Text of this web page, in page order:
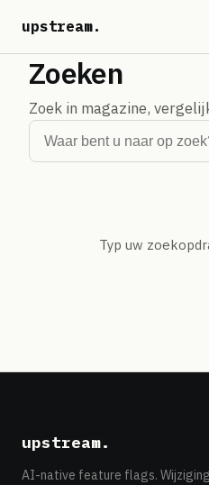
Zoeken
Zoek in magazine,
Typ uw
upstream.
upstream.
AI-native feature flags.